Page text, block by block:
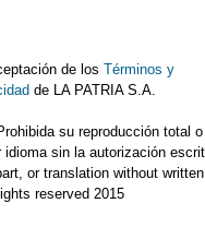
de losTérminos y
de LA PATRIA S.A.
su reproducción total o
sin la autorización
or translation without written
reserved 2015